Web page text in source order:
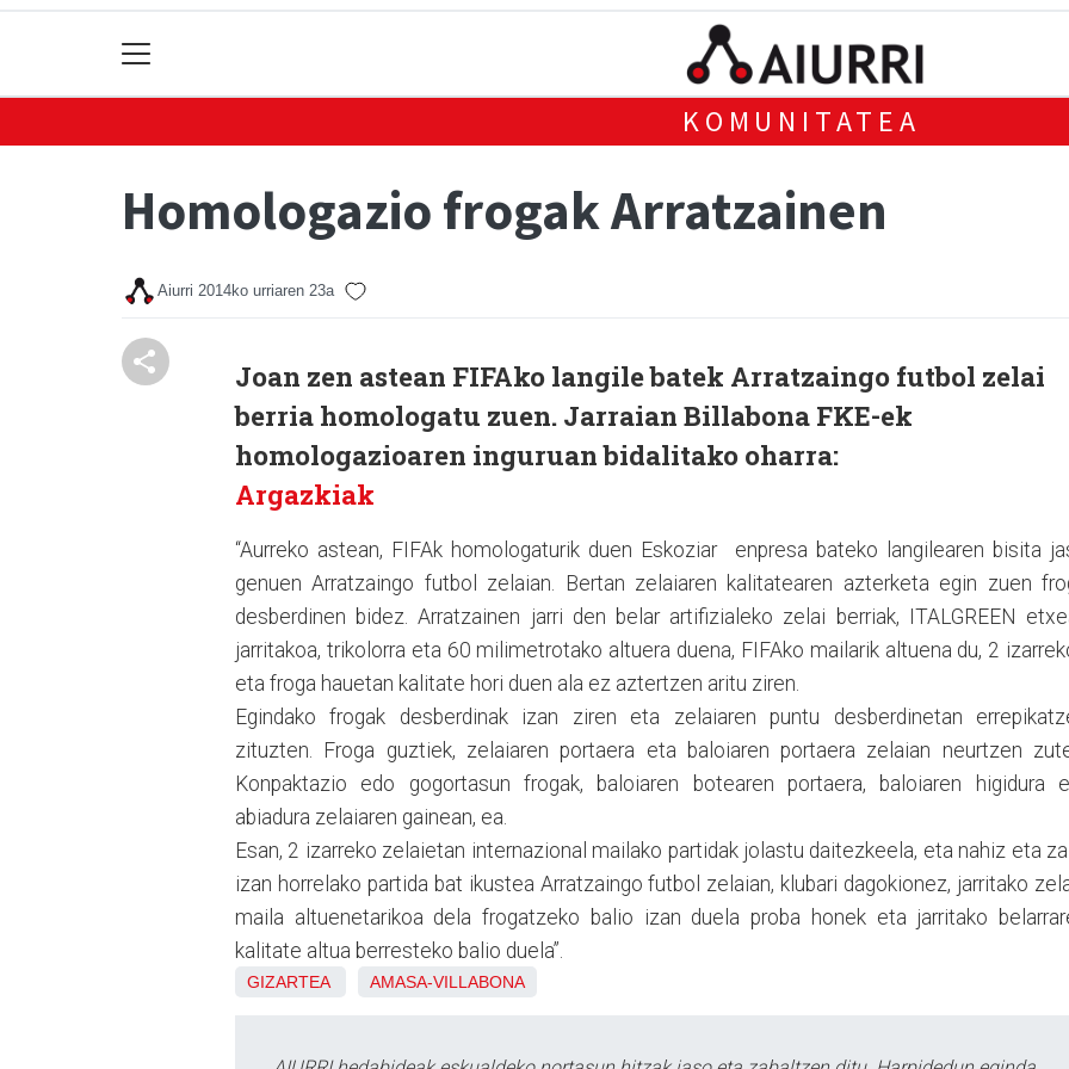
KOMUNITATEA
Homologazio frogak Arratzainen
Aiurri 2014ko urriaren 23a
Joan zen astean FIFAko langile batek Arratzaingo futbol zelai
berria homologatu zuen. Jarraian Billabona FKE-ek
homologazioaren inguruan bidalitako oharra:
Argazkiak
“Aurreko astean, FIFAk homologaturik duen Eskoziar
enpresa bateko langilearen bisita
genuen Arratzaingo futbol zelaian. Bertan zelaiaren kalitatearen azterketa egin zuen
desberdinen bidez. Arratzainen jarri den belar artifizialeko zelai berriak, ITALGREEN
jarritakoa, trikolorra eta 60 milimetrotako altuera duena, FIFAko mailarik altuena du, 2
eta froga hauetan kalitate hori duen ala ez aztertzen aritu ziren.
Egindako frogak desberdinak izan ziren eta zelaiaren puntu desberdinetan
zituzten. Froga guztiek, zelaiaren portaera eta baloiaren portaera zelaian neurtzen
Konpaktazio edo gogortasun frogak, baloiaren botearen portaera, baloiaren higidura
abiadura zelaiaren gainean, ea.
Esan, 2 izarreko zelaietan internazional mailako partidak jolastu daitezkeela, eta nahiz eta
izan horrelako partida bat ikustea Arratzaingo futbol zelaian, klubari dagokionez, jarritako
maila altuenetarikoa dela frogatzeko balio izan duela proba honek eta jarritako
kalitate altua berresteko balio duela”.
GIZARTEA AMASA-VILLABONA